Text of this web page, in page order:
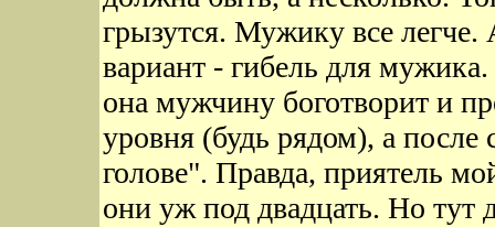
грызутся. Мужику все
вариант - гибель для
она мужчину боготворит и
уровня (будь рядом), а после
голове". Правда, приятель
они уж под двадцать. Но тут